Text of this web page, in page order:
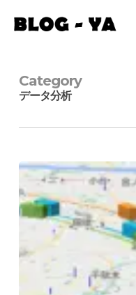
Category
データ分析
デ
タ
の
化